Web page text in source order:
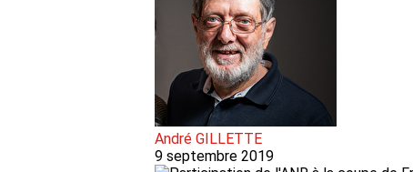
André GILLETTE
9 septembre 2019